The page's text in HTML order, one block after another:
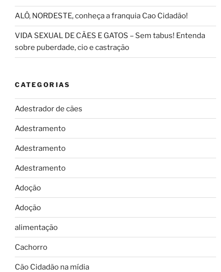
ALÔ, NORDESTE, conheça a franquia Cao Cidadão!
VIDA SEXUAL DE CÃES E GATOS – Sem tabus! Entenda
sobre puberdade, cio e castração
CATEGORIAS
Adestrador de cães
Adestramento
Adestramento
Adestramento
Adoção
Adoção
alimentação
Cachorro
Cão Cidadão na mídia